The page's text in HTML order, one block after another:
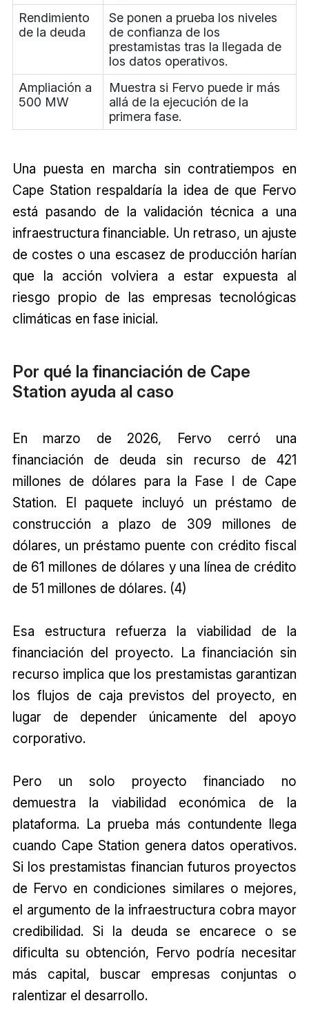
Rendimiento
de la deuda
Se ponen a prueba los niveles
de confianza de los
prestamistas tras la llegada de
los datos operativos.
Ampliación a
500 MW
Muestra si Fervo puede ir más
allá de la ejecución de la
primera fase.
Una puesta en marcha sin contratiempos en
Cape Station respaldaría la idea de que Fervo
está pasando de la validación técnica a una
infraestructura financiable. Un retraso, un ajuste
de costes o una escasez de producción harían
que la acción volviera a estar expuesta al
riesgo propio de las empresas tecnológicas
climáticas en fase inicial.
Por qué la financiación de Cape
Station ayuda al caso
En marzo de 2026, Fervo cerró una
financiación de deuda sin recurso de 421
millones de dólares para la Fase I de Cape
Station. El paquete incluyó un préstamo de
construcción a plazo de 309 millones de
dólares, un préstamo puente con crédito fiscal
de 61 millones de dólares y una línea de crédito
de 51 millones de dólares. (4)
Esa estructura refuerza la viabilidad de la
financiación del proyecto. La financiación sin
recurso implica que los prestamistas garantizan
los flujos de caja previstos del proyecto, en
lugar de depender únicamente del apoyo
corporativo.
Pero un solo proyecto financiado no
demuestra la viabilidad económica de la
plataforma. La prueba más contundente llega
cuando Cape Station genera datos operativos.
Si los prestamistas financian futuros proyectos
de Fervo en condiciones similares o mejores,
el argumento de la infraestructura cobra mayor
credibilidad. Si la deuda se encarece o se
dificulta su obtención, Fervo podría necesitar
más capital, buscar empresas conjuntas o
ralentizar el desarrollo.